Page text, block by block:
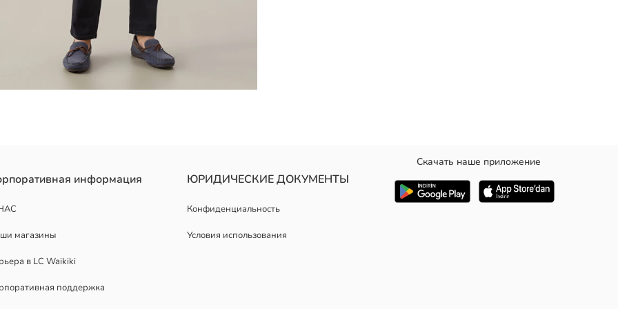
информация
магазины
в LC Waikiki
поддержка
ЮРИДИЧЕСКИЕ ДОКУМЕНТЫ
Конфиденциальность
Условия использования
Скачать наше приложение